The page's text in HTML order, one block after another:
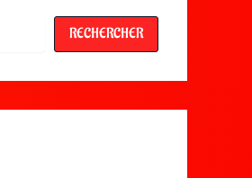
RECHERCHER